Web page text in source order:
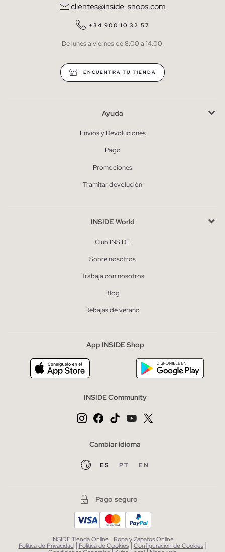
QUIERO SUSCRIBIRME
* Puedes cancelar la suscripción en cualquier momento.
clientes@inside-shops.com
+34 900 10 32 57
De lunes a viernes de 8:00 a 14:00.
ENCUENTRA TU TIENDA
Ayuda
Envíos y Devoluciones
Pago
Promociones
Tramitar devolución
INSIDE World
Club INSIDE
Sobre nosotros
Trabaja con nosotros
Blog
Rebajas de verano
App INSIDE Shop
INSIDE Community
Cambiar idioma
ES PT EN
Pago seguro
INSIDE Tienda Online | Ropa y Zapatos Online
Política de Privacidad | Política de Cookies| Configuración de Cookies |